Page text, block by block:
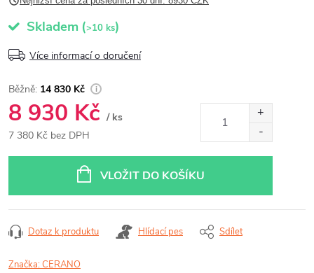
Skladem (>10 ks)
Více informací o doručení
14 830 Kč
8 930 Kč / ks
7 380 Kč bez DPH
VLOŽIT DO KOŠÍKU
Dotaz k produktu Hlídací pes Sdílet
Značka:CERANO